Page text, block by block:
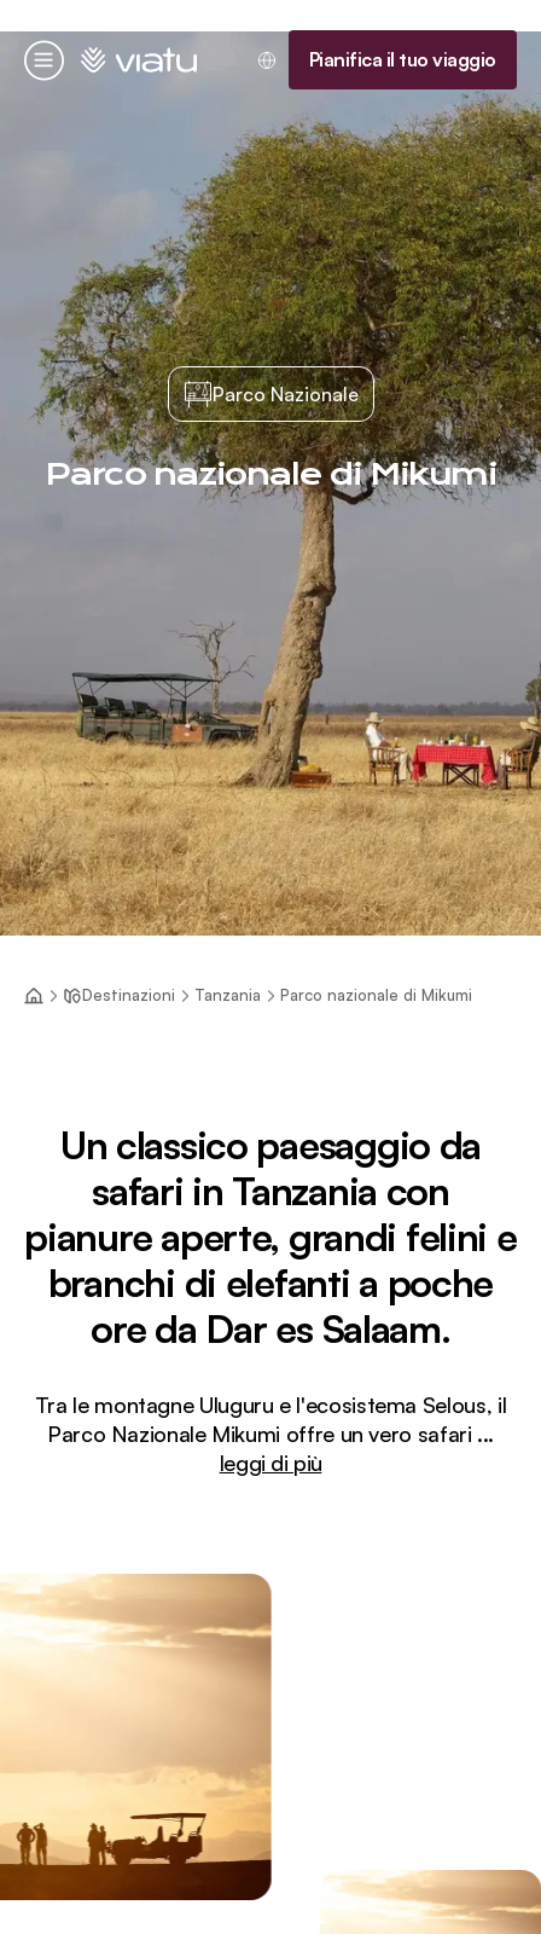
Menu
Homepage Pianifica il tuo viaggio
Parco Nazionale
Parco nazionale di Mikumi
Destinazioni Tanzania Parco nazionale di Mikumi
Un classico paesaggio da
safari in Tanzania con
pianure aperte, grandi felini e
branchi di elefanti a poche
ore da Dar es Salaam.
Tra le montagne Uluguru e l'ecosistema Selous, il
Parco Nazionale Mikumi offre un vero safari ...
leggi di più